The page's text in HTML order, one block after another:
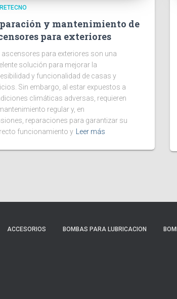
y mantenimiento de
para exteriores
ascensores para exteriores son una
solución para mejorar la
y funcionalidad de casas y
Sin embargo, al estar expuestos a
climáticas adversas, requieren
regular y, en
reparaciones para garantizar su
funcionamiento y
Leer más
ACCESORIOS BOMBAS PARA LUBRICACION